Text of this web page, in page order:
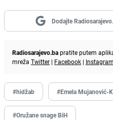
Dodajte
Radiosarajevo.bapratite putem
mreža Twitter | Facebook | Instagram
#hidžab #Emela Mujanović-
#Oružane snage BiH